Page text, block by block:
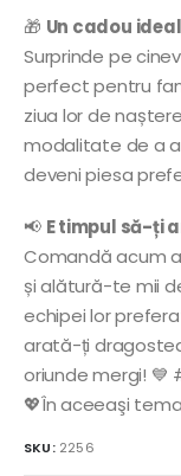
🎁 Un cadou
Surprinde pe
perfect pentru
ziua lor de
modalitate de a
deveni piesa
📢 E timpul să-ți
Comandă acum
și alătură-te mii
echipei lor
arată-ți
oriunde mergi! 💙
💖În aceeaşi
SKU: 2256